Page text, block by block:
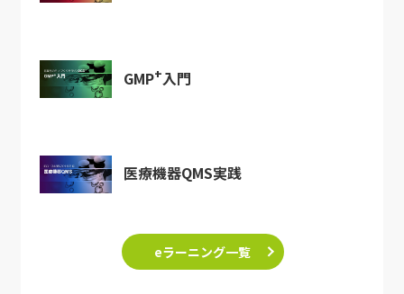
GMP+入門
医療機器QMS実践
eラーニング一覧